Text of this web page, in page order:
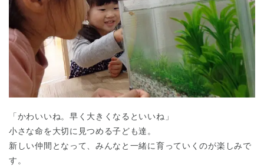
神奈川県 神奈川県 全域
「かわいいね。早く大きくなるといいね」
小さな命を大切に見つめる子ども達。
新しい仲間となって、みんなと一緒に育っていくのが楽しみで
す。